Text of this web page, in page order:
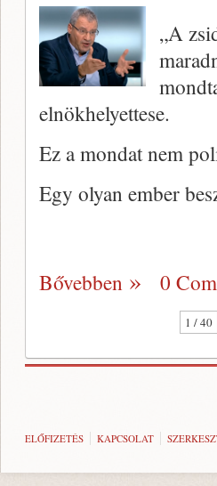
„A
elnökhelyettese.
Ez a mondat nem
Egy olyan ember
Bővebben 0
1 / 40
ELŐFIZETÉS KAPCSOLAT